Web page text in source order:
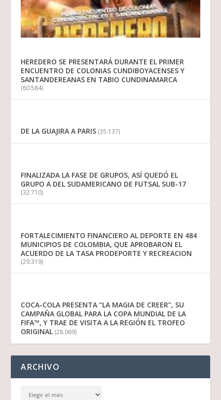
HEREDERO SE PRESENTARÁ DURANTE EL PRIMER
ENCUENTRO DE COLONIAS CUNDIBOYACENSES Y
SANTANDEREANAS EN TABIO CUNDINAMARCA
(60.584)
DE LA GUAJIRA A PARIS (35.137)
FINALIZADA LA FASE DE GRUPOS, ASÍ QUEDÓ EL
GRUPO A DEL SUDAMERICANO DE FUTSAL SUB-17
(32.710)
FORTALECIMIENTO FINANCIERO AL DEPORTE EN 484
MUNICIPIOS DE COLOMBIA, QUE APROBARON EL
ACUERDO DE LA TASA PRODEPORTE Y RECREACION
(29.319)
COCA-COLA PRESENTA “LA MAGIA DE CREER”, SU
CAMPAÑA GLOBAL PARA LA COPA MUNDIAL DE LA
FIFA™, Y TRAE DE VISITA A LA REGIÓN EL TROFEO
ORIGINAL (28.069)
ARCHIVO